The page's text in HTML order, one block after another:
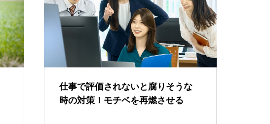
仕事で評価されないと腐りそうな
時の対策！モチベを再燃させる